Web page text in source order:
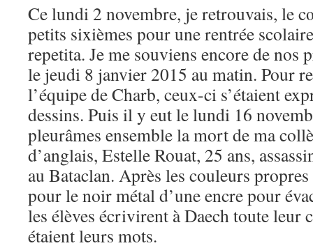
Ce lundi 2 novembre, je retrouvais, le
petits sixièmes pour une rentrée
repetita. Je me souviens encore de nos
le jeudi 8 janvier 2015 au matin. Pour
l’équipe de Charb, ceux-ci s’étaient
dessins. Puis il y eut le lundi 16
pleurâmes ensemble la mort de ma
d’anglais, Estelle Rouat, 25 ans,
au Bataclan. Après les couleurs
pour le noir métal d’une encre pour
les élèves écrivirent à Daech toute leur
étaient leurs mots.